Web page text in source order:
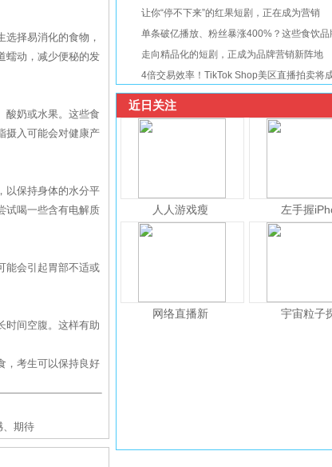
择易消化的食物，
蠕动，减少便秘的发
酸奶或水果。这些食
摄入可能会对健康产
以保持身体的水分平
试喝一些含有电解质
能会引起胃部不适或
时间空腹。这样有助
，考生可以保持良好
、期待
让你“停不下来”的红果短剧，正在成为营销
单条破亿播放、粉丝暴涨400%？这些食饮品
走向精品化的短剧，正成为品牌营销新阵地
4倍交易效率！TikTok Shop美区直播拍卖将
近日关注
人人游戏瘦 左手握
网络直播新 宇宙粒子